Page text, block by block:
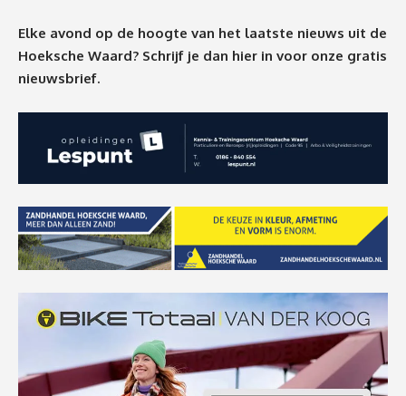
Elke avond op de hoogte van het laatste nieuws uit de
Hoeksche Waard? Schrijf je dan hier in voor onze gratis
nieuwsbrief.